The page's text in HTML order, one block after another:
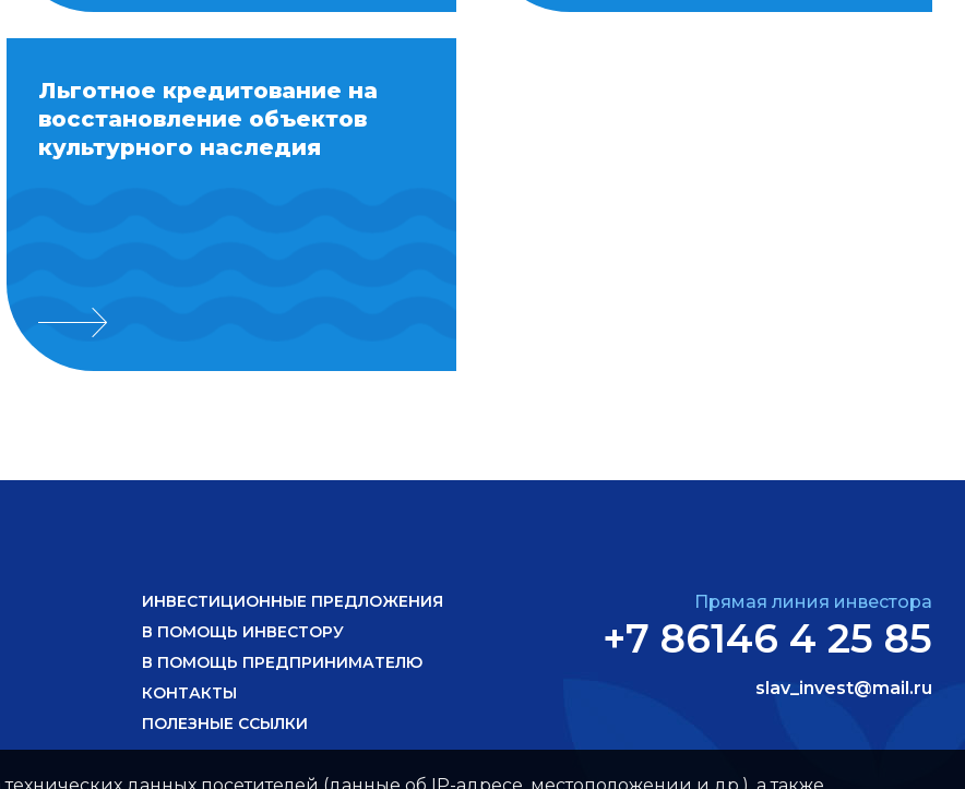
Льготное кредитование на
восстановление объектов
культурного наследия
ИНВЕСТИЦИОННЫЕ ПРЕДЛОЖЕНИЯ
В ПОМОЩЬ ИНВЕСТОРУ
В ПОМОЩЬ ПРЕДПРИНИМАТЕЛЮ
КОНТАКТЫ
ПОЛЕЗНЫЕ ССЫЛКИ
Прямая линия инвестора
+7 86146 4 25 85
slav_invest@mail.ru